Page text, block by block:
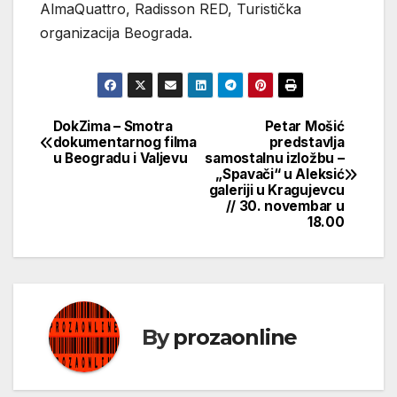
AlmaQuattro, Radisson RED, Turistička
organizacija Beograda.
Кретање
чланка
Petar Mošić
predstavlja
samostalnu izložbu –
„Spavači“ u Aleksić
galeriji u Kragujevcu
// 30. novembar u
18.00
DokZima – Smotra
dokumentarnog filma
u Beogradu i Valjevu
Byprozaonline